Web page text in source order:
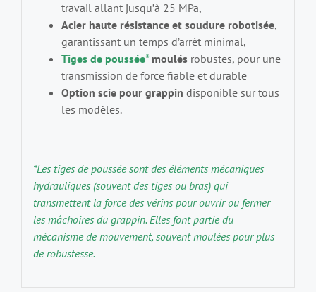
travail allant jusqu’à 25 MPa,
Acier haute résistance et soudure robotisée,
garantissant un temps d’arrêt minimal,
Tiges de poussée*moulésrobustes, pour une
transmission de force fiable et durable
Option scie pour grappin disponible sur tous
les modèles.
*Les tiges de poussée sont des éléments mécaniques
hydrauliques (souvent des tiges ou bras) qui
transmettent la force des vérins pour ouvrir ou fermer
les mâchoires du grappin. Elles font partie du
mécanisme de mouvement, souvent moulées pour plus
de robustesse.